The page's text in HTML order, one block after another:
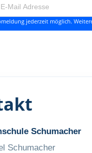
jederzeit möglich.
Schumacher
Schumacher